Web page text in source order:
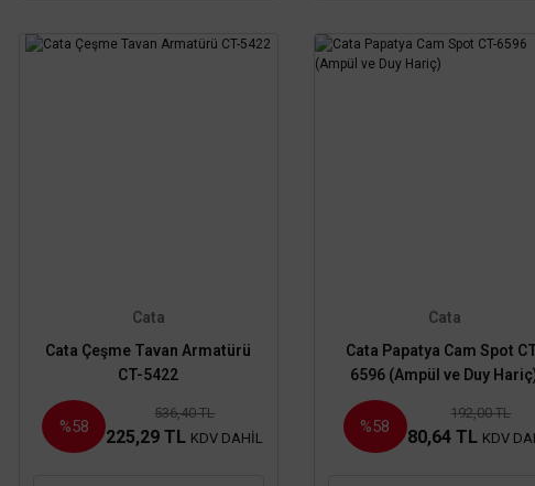
Cata
Cata Çeşme Tavan Armatürü
CT-5422
%58
536,40 TL
225,29 TL KDV DAHİL
Cata
Cata Papatya Cam Spot
6596 (Ampül ve Duy
%58
192,00 TL
80,64 TL KDV